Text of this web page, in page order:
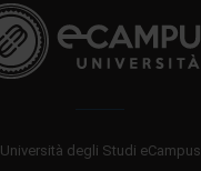
Università degli Studi eCampus